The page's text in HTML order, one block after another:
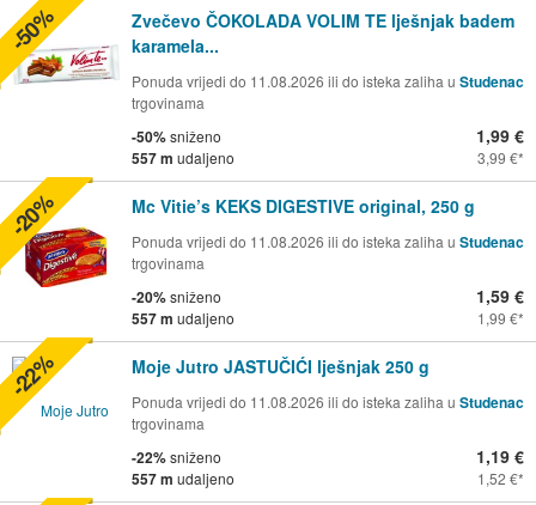
Zvečevo ČOKOLADA VOLIM TE lješnjak badem
karamela...
Ponuda vrijedi do 11.08.2026 ili do isteka zaliha u Studenac
trgovinama
-50%sniženo
557 m udaljeno
1,99 €
3,99 €
-50%
Mc Vitie’s KEKS DIGESTIVE original, 250 g
Ponuda vrijedi do 11.08.2026 ili do isteka zaliha u Studenac
trgovinama
-20%sniženo
557 m udaljeno
1,59 €
1,99 €
-20%
Moje Jutro JASTUČIĆI lješnjak 250 g
Ponuda vrijedi do 11.08.2026 ili do isteka zaliha u Studenac
trgovinama
-22%sniženo
557 m udaljeno
1,19 €
1,52 €
-22%